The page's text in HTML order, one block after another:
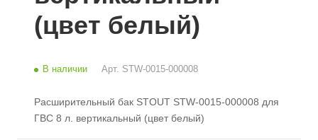
(цвет белый)
В наличии Арт. STW-0015-000008
Расширительный бак STOUT STW-0015-000008 для
ГВС 8 л. вертикальный (цвет белый)